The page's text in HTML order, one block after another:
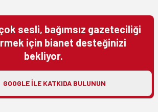
sesli, bağımsız gazeteciliği
için bianet desteğinizi
bekliyor.
GOOGLE ILE KATKIDA BULUNUN